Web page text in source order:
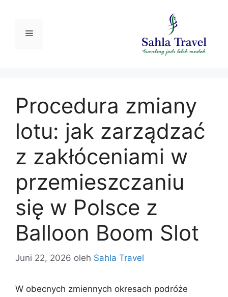
Menu
Procedura zmiany
lotu: jak zarządzać
z zakłóceniami w
przemieszczaniu
się w Polsce z
Balloon Boom Slot
Juni 22, 2026 oleh Sahla Travel
W obecnych zmiennych okresach podróże